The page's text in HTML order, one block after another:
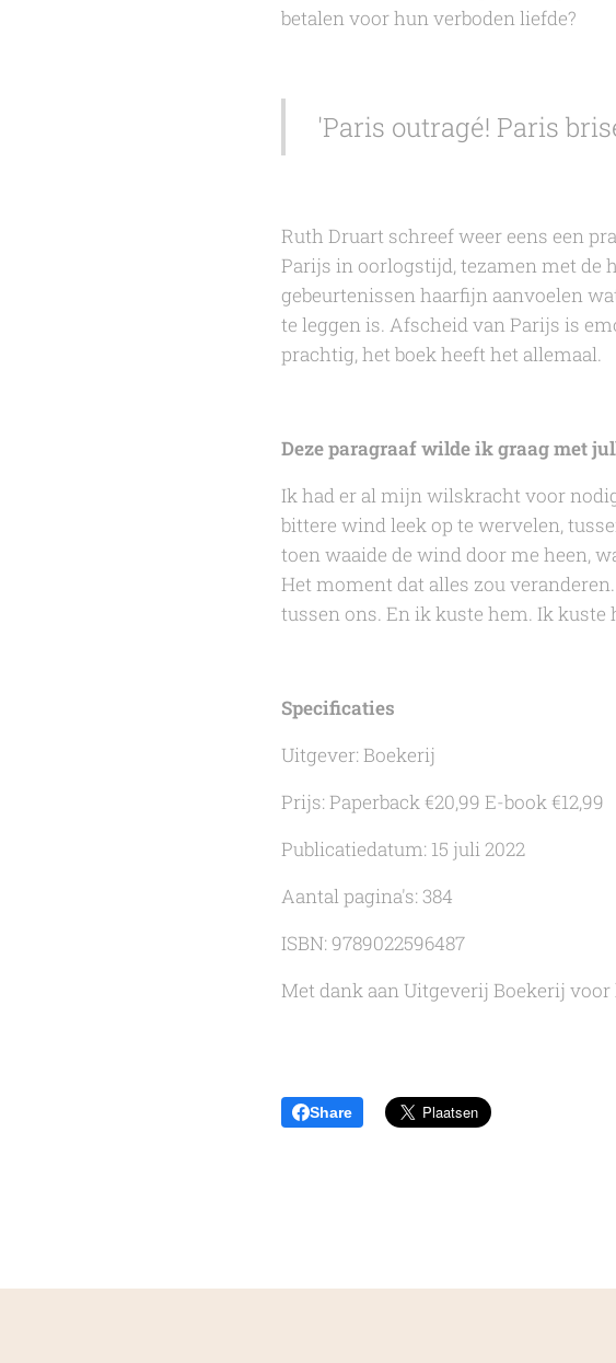
betalen voor hun verboden liefde?
'Paris outragé! Paris
Ruth Druart schreef weer eens een
Parijs in oorlogstijd, tezamen met de
gebeurtenissen haarfijn aanvoelen
te leggen is. Afscheid van Parijs is
prachtig, het boek heeft het allemaal.
Deze paragraaf wilde ik graag met
Ik had er al mijn wilskracht voor
bittere wind leek op te wervelen,
toen waaide de wind door me heen,
Het moment dat alles zou
tussen ons. En ik kuste hem. Ik kuste
Specificaties
Uitgever: Boekerij
Prijs: Paperback €20,99 E-book €12,99
Publicatiedatum: 15 juli 2022
Aantal pagina's: 384
ISBN: 9789022596487
Met dank aan Uitgeverij Boekerij
Share